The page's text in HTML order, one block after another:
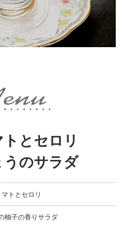
とセロリ
うのサラダ
マトとセロリ
柚子の香りサラダ